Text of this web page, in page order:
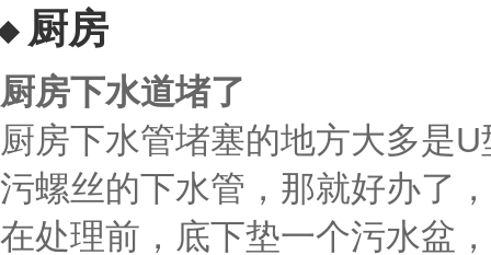
厨房
厨房下水道堵了
厨房下水管堵塞的地方大多是
污螺丝的下水管，那就好办了
在处理前，底下垫一个污水盆